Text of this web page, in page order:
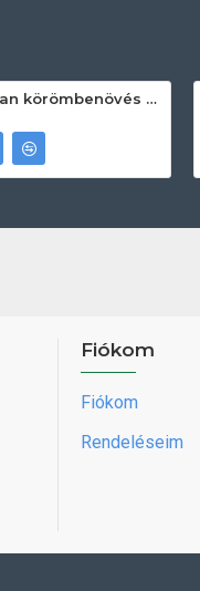
Prontoman körömbenövés kezelő gél tamponáláshoz 20 ml
Fiókom
Fiókom
Rendeléseim